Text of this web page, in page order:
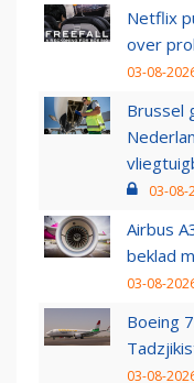
Netflix
over
03-08-
Brussel
03-08-
Airbus
beklad
03-08-
Boeing
03-08-